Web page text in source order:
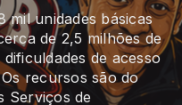
mil unidades básicas
de 2,5 milhões de
de acesso
recursos são do
Serviços de